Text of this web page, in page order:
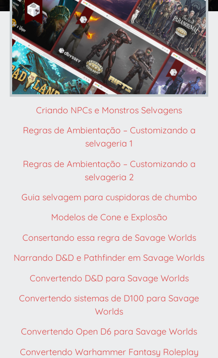
Criando NPCs e Monstros Selvagens
Regras de Ambientação – Customizando a
selvageria 1
Regras de Ambientação – Customizando a
selvageria 2
Guia selvagem para cuspidoras de chumbo
Modelos de Cone e Explosão
Consertando essa regra de Savage Worlds
Narrando D&D e Pathfinder em Savage Worlds
Convertendo D&D para Savage Worlds
Convertendo sistemas de D100 para Savage
Worlds
Convertendo Open D6 para Savage Worlds
Convertendo Warhammer Fantasy Roleplay